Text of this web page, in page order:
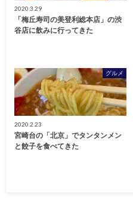
2020.3.29
「梅丘寿司の美登利総本店」の渋
谷店に飲みに行ってきた
グルメ
2020.2.23
宮崎台の「北京」でタンタンメン
と餃子を食べてきた